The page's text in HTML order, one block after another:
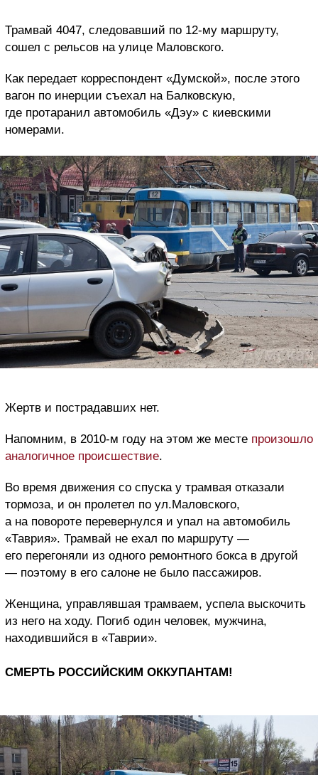
Трамвай 4047, следовавший по 12-му маршруту,
сошел с рельсов на улице Маловского.
Как передает корреспондент «Думской», после этого
вагон по инерции съехал на Балковскую,
где протаранил автомобиль «Дэу» с киевскими
номерами.
Жертв и пострадавших нет.
Напомним, в 2010-м году на этом же месте произошло
аналогичное происшествие.
Во время движения со спуска у трамвая отказали
тормоза, и он пролетел по ул.Маловского,
а на повороте перевернулся и упал на автомобиль
«Таврия». Трамвай не ехал по маршруту —
его перегоняли из одного ремонтного бокса в другой
— поэтому в его салоне не было пассажиров.
Женщина, управлявшая трамваем, успела выскочить
из него на ходу. Погиб один человек, мужчина,
находившийся в «Таврии».
СМЕРТЬ РОССИЙСКИМ ОККУПАНТАМ!